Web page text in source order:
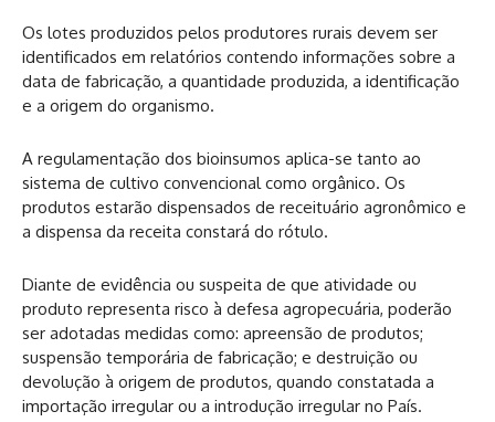
Os lotes produzidos pelos produtores rurais devem ser
identificados em relatórios contendo informações sobre a
data de fabricação, a quantidade produzida, a identificação
e a origem do organismo.
A regulamentação dos bioinsumos aplica-se tanto ao
sistema de cultivo convencional como orgânico. Os
produtos estarão dispensados de receituário agronômico e
a dispensa da receita constará do rótulo.
Diante de evidência ou suspeita de que atividade ou
produto representa risco à defesa agropecuária, poderão
ser adotadas medidas como: apreensão de produtos;
suspensão temporária de fabricação; e destruição ou
devolução à origem de produtos, quando constatada a
importação irregular ou a introdução irregular no País.